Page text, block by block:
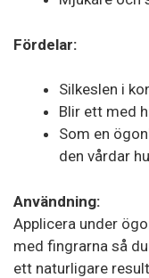
Fördelar:
Silkeslen i
Blir ett med
Som en
den vårdar
Användning:
Applicera under
med fingrarna så
ett naturligare